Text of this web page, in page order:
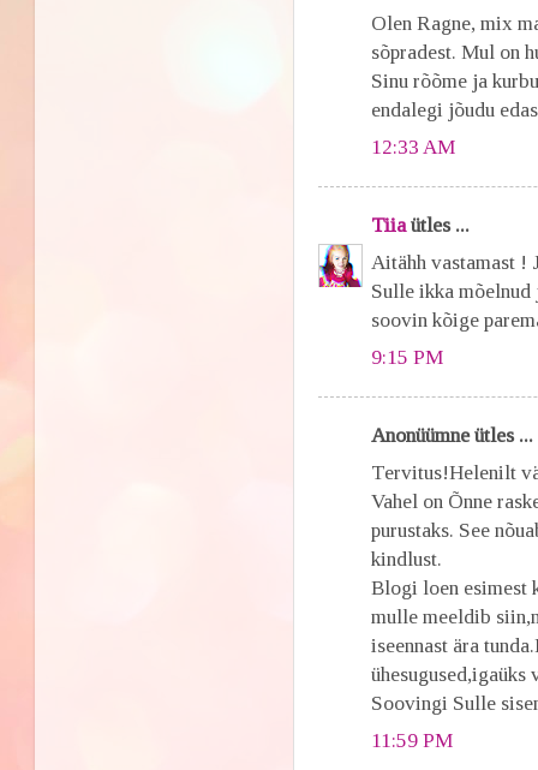
Olen Ragne, mix
sõpradest. Mul on
Sinu rõõme ja
endalegi jõudu
12:33 AM
Tiiaütles ...
Aitähh vastamast !
Sulle ikka
soovin kõige
9:15 PM
Anonüümne ütles ...
Tervitus!Helenilt
Vahel on Õnne
purustaks. See
kindlust.
Blogi loen esimest
mulle meeldib
iseennast ära
Soovingi Sulle
11:59 PM